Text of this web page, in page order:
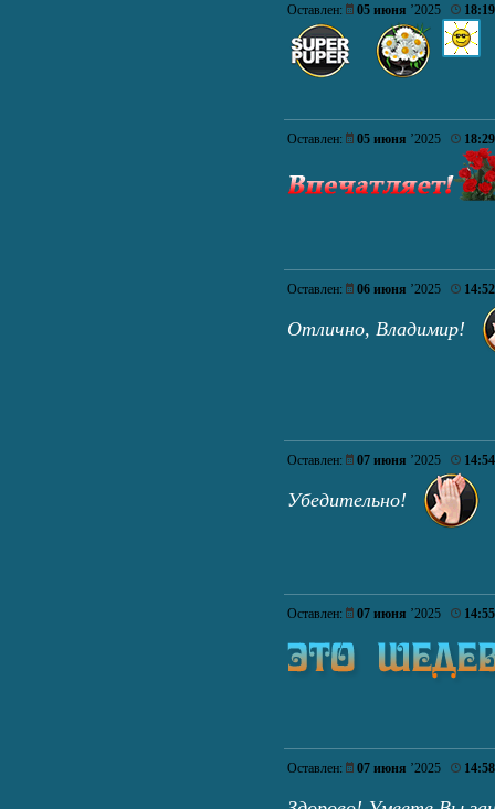
Оставлен: 05 июня ’2025 18:19
Оставлен: 05 июня ’2025 18:29
Оставлен: 06 июня ’2025 14:52
Отлично, Владимир!
Оставлен: 07 июня ’2025 14:54
Убедительно!
Оставлен: 07 июня ’2025 14:55
Оставлен: 07 июня ’2025 14:58